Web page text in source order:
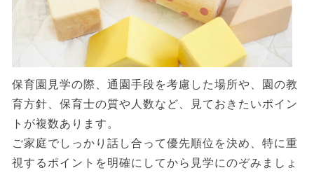
保育園見学の際、通園手段を考慮した場所や、園の教
育方針、保育士の質や人数など、見ておきたいポイン
トが複数あります。
ご家庭でしっかり話し合って優先順位を決め、特に重
視するポイントを明確にしてから見学にのぞみましょ